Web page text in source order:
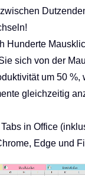
Hunderte
sich von der
um 50 %,
gleichzeitig
in Office
Edge und